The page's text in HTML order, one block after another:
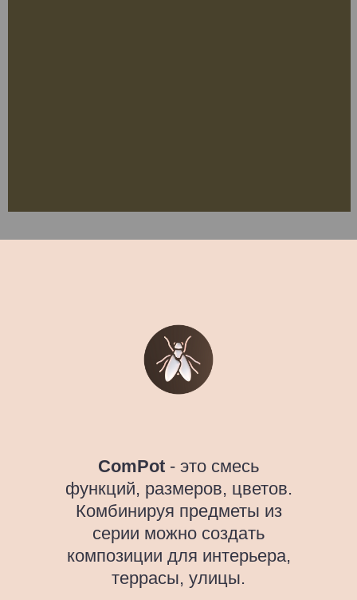
ComPot - это смесь
функций, размеров, цветов.
Комбинируя предметы из
серии можно создать
композиции для интерьера,
террасы, улицы.